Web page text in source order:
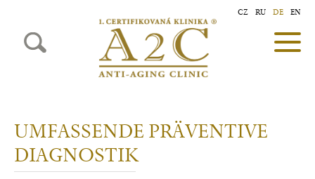
CZ RU DE EN
UMFASSENDE PRÄVENTIVE
DIAGNOSTIK